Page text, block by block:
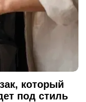
который
под стиль